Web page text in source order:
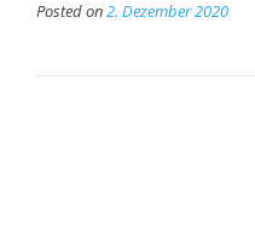
Posted on2. Dezember 2020